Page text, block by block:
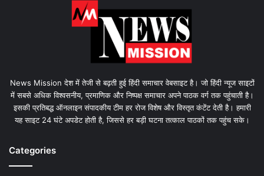
News Mission देश में तेजी से बढ़ती हुई हिंदी समाचार वेबसाइट है। जो हिंदी न्यूज साइटों
में सबसे अधिक विश्वसनीय, प्रमाणिक और निष्पक्ष समाचार अपने पाठक वर्ग तक पहुंचाती है।
इसकी प्रतिबद्ध ऑनलाइन संपादकीय टीम हर रोज विशेष और विस्तृत कंटेंट देती है। हमारी
यह साइट 24 घंटे अपडेट होती है, जिससे हर बड़ी घटना तत्काल पाठकों तक पहुंच सके।
Categories